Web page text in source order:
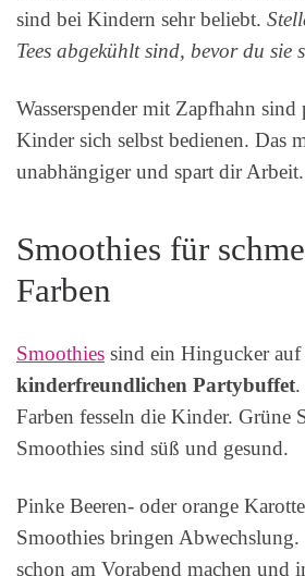
sind bei Kindern sehr beliebt.
Tees abgekühlt sind, bevor du sie
Wasserspender mit Zapfhahn sind
Kinder sich selbst bedienen. Das
unabhängiger und spart dir Arbeit.
Smoothies für
Farben
Smoothies sind ein Hingucker auf
kinderfreundlichen Partybuffet.
Farben fesseln die Kinder. Grüne
Smoothies sind süß und gesund.
Pinke Beeren- oder orange
Smoothies bringen Abwechslung.
schon am Vorabend machen und